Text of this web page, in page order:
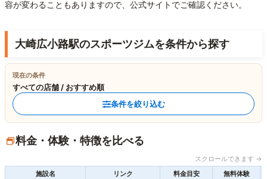
容が変わることもありますので、公式サイトでご確認ください。
大崎広小路駅のスポーツジムを条件から探す
現在の条件
すべての店舗 / おすすめ順
条件を絞り込む
料金・体験・特徴を比べる
スクロールできます →
施設名
リンク 料金目安 無料体験